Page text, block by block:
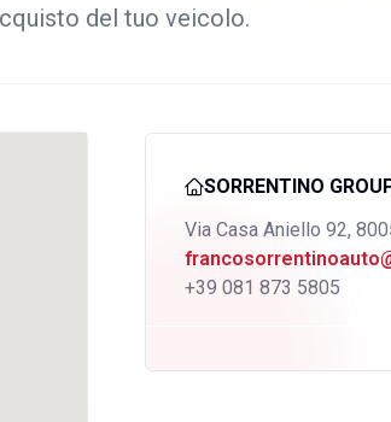
del tuo veicolo.
SORRENTINO
Via Casa Aniello 92,
+39 081 873 5805